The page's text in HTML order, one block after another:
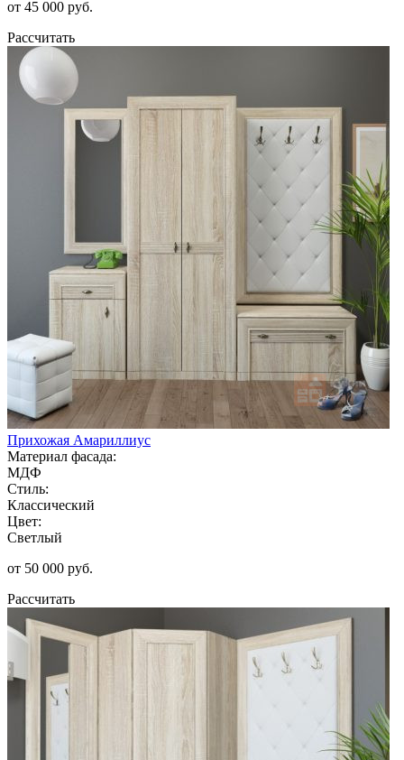
от 45 000 руб.
Рассчитать
Прихожая Амариллиус
Материал фасада:
МДФ
Стиль:
Классический
Цвет:
Светлый
от 50 000 руб.
Рассчитать